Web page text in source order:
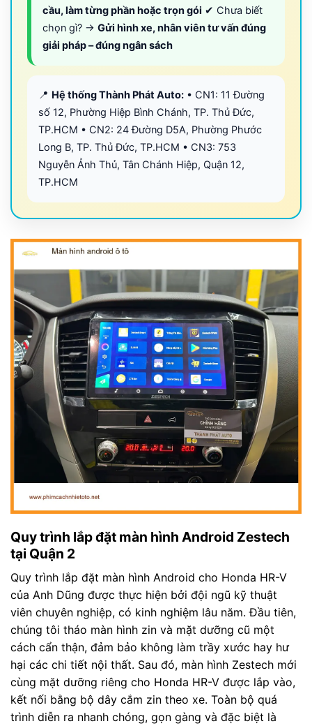
cầu, làm từng phần hoặc trọn gói ✔ Chưa biết
chọn gì? → Gửi hình xe, nhân viên tư vấn đúng
giải pháp – đúng ngân sách
📍 Hệ thống Thành Phát Auto: • CN1: 11 Đường
số 12, Phường Hiệp Bình Chánh, TP. Thủ Đức,
TP.HCM • CN2: 24 Đường D5A, Phường Phước
Long B, TP. Thủ Đức, TP.HCM • CN3: 753
Nguyễn Ảnh Thủ, Tân Chánh Hiệp, Quận 12,
TP.HCM
Quy trình lắp đặt màn hình Android Zestech
tại Quận 2
Quy trình lắp đặt màn hình Android cho Honda HR-V
của Anh Dũng được thực hiện bởi đội ngũ kỹ thuật
viên chuyên nghiệp, có kinh nghiệm lâu năm. Đầu tiên,
chúng tôi tháo màn hình zin và mặt dưỡng cũ một
cách cẩn thận, đảm bảo không làm trầy xước hay hư
hại các chi tiết nội thất. Sau đó, màn hình Zestech mới
cùng mặt dưỡng riêng cho Honda HR-V được lắp vào,
kết nối bằng bộ dây cắm zin theo xe. Toàn bộ quá
trình diễn ra nhanh chóng, gọn gàng và đặc biệt là